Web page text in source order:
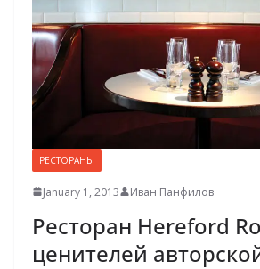
РЕСТОРАНЫ
January 1, 2013 Иван Панфилов
Ресторан Hereford
ценителей